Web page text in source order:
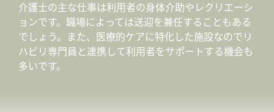
介護士の主な仕事は利用者の身体介助やレクリエーシ
ョンです。職場によっては送迎を兼任することもある
でしょう。また、医療的ケアに特化した施設なのでリ
ハビリ専門員と連携して利用者をサポートする機会も
多いです。